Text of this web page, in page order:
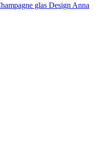
glas Design Anna